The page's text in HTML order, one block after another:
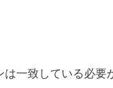
一致している必